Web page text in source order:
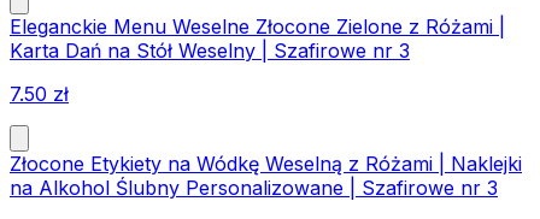
Eleganckie Menu Weselne Złocone Zielone z Różami |
Karta Dań na Stół Weselny | Szafirowe nr 3
7.50 zł
Złocone Etykiety na Wódkę Weselną z Różami | Naklejki
na Alkohol Ślubny Personalizowane | Szafirowe nr 3